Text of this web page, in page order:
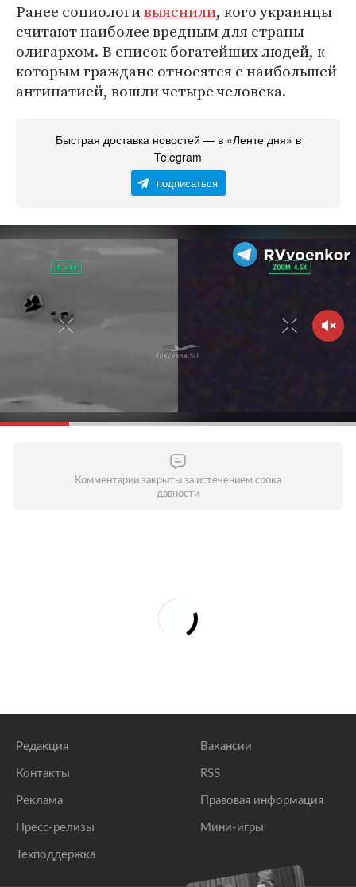
Ранее социологивыяснили, кого украинцы
считают наиболее вредным для страны
олигархом. В список богатейших людей, к
которым граждане относятся с наибольшей
антипатией, вошли четыре человека.
Быстрая доставка новостей — в «Ленте дня» в
Telegram
подписаться
Комментарии закрыты за истечением срока
давности
Редакция
Контакты
Реклама
Пресс-релизы
Техподдержка
Вакансии
RSS
Правовая информация
Мини-игры